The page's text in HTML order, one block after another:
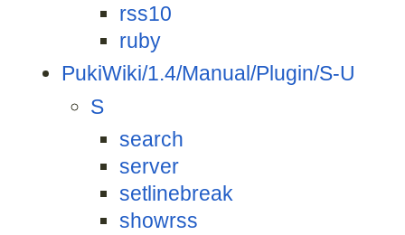
rss10
ruby
PukiWiki/1.4/Manual/Plugin/S-U
S
search
server
setlinebreak
showrss